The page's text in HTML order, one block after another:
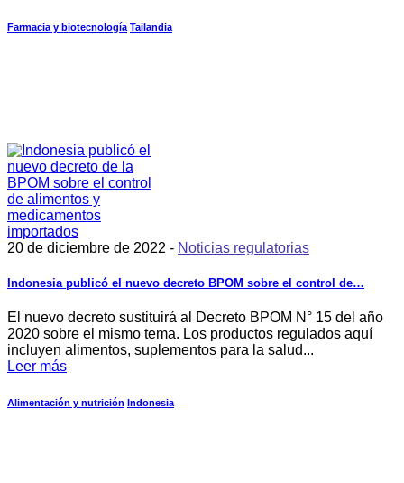
Farmacia y biotecnología Tailandia
20 de diciembre de 2022 - Noticias regulatorias
Indonesia publicó el nuevo decreto BPOM sobre el control de…
El nuevo decreto sustituirá al Decreto BPOM N° 15 del año
2020 sobre el mismo tema. Los productos regulados aquí
incluyen alimentos, suplementos para la salud...
Leer más
Alimentación y nutrición Indonesia